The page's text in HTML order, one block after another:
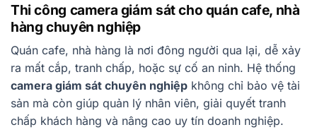
Thi công camera giám sát cho quán cafe, nhà
hàng chuyên nghiệp
Quán cafe, nhà hàng là nơi đông người qua lại, dễ xảy
ra mất cắp, tranh chấp, hoặc sự cố an ninh. Hệ thống
camera giám sát chuyên nghiệp không chỉ bảo vệ tài
sản mà còn giúp quản lý nhân viên, giải quyết tranh
chấp khách hàng và nâng cao uy tín doanh nghiệp.